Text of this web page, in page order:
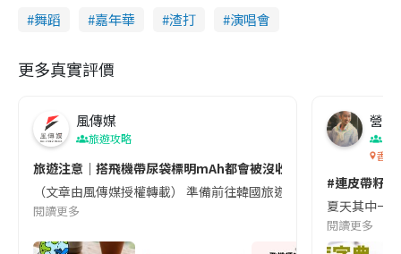
舞蹈 嘉年華 渣打 演唱會
更多真實評價
風傳媒
旅遊攻略
旅遊注意｜搭飛機帶尿袋標明mAh都會被沒收😱出發前切記檢查
（文章由風傳媒授權轉載） 準備前往韓國旅遊的民眾，近期要
閱讀更多
營養
香港
#連皮帶籽
夏天其中一
閱讀更多